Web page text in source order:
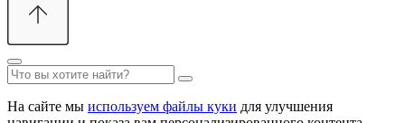
На сайте мы используем файлы куки для улучшения